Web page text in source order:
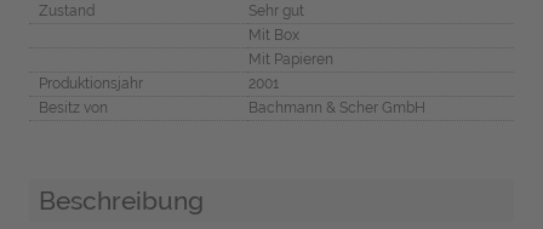
Zustand
Sehr gut
Mit Box
Mit Papieren
Produktionsjahr
2001
Besitz von
Bachmann & Scher GmbH
Beschreibung